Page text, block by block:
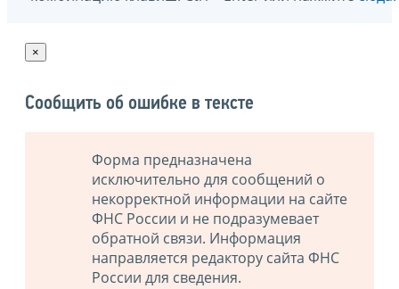
×
Сообщить об ошибке в тексте
Форма предназначена
исключительно для сообщений о
некорректной информации на сайте
ФНС России и не подразумевает
обратной связи. Информация
направляется редактору сайта ФНС
России для сведения.